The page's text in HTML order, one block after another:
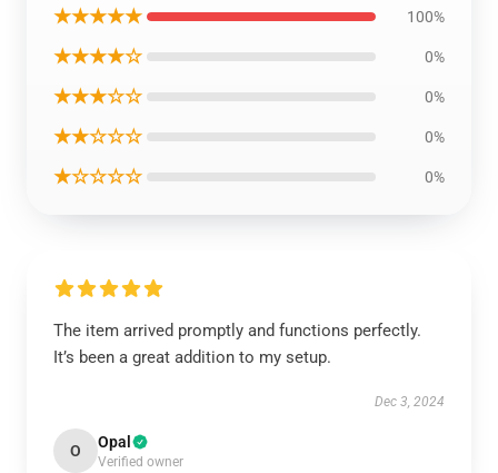
★★★★★ 100%
★★★★☆ 0%
★★★☆☆ 0%
★★☆☆☆ 0%
★☆☆☆☆ 0%
The item arrived promptly and functions perfectly.
It’s been a great addition to my setup.
Dec 3, 2024
O Opal
Verified owner